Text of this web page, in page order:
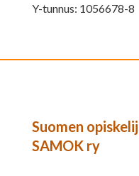
Y-tunnus: 1056678-8
Suomen
SAMOK ry